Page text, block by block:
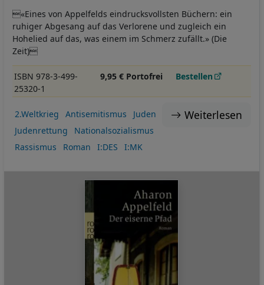
«Eines von Appelfelds eindrucksvollsten Büchern: ein
ruhiger Abgesang auf das Verlorene und zugleich ein
Hohelied auf das, was einem im Schmerz zufällt.» (Die
Zeit)
ISBN 978-3-499-
25320-1
9,95 € Portofrei Bestellen
Weiterlesen
2.Weltkrieg Antisemitismus
Juden
Judenrettung
Nationalsozialismus
Rassismus
Roman I:DES I:MK